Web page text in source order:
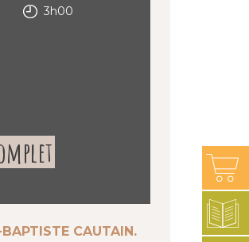
3h00
BAPTISTE CAUTAIN.